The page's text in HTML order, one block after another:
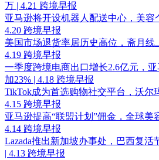
万 | 4.21 跨境早报
亚马逊将开设机器人配送中心，美容
4.20 跨境早报
美国市场退货率居历史高位，斋月线
4.19 跨境早报
一季度跨境电商出口增长2.6亿元，
加23% | 4.18 跨境早报
TikTok成为首选购物社交平台，沃尔
4.15 跨境早报
亚马逊提高“联盟计划”佣金，全球美
4.14 跨境早报
Lazada推出新加坡办事处，巴西复活
| 4.13 跨境早报